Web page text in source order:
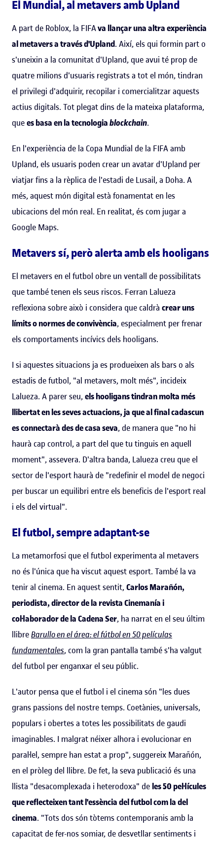
El Mundial, al metavers amb Upland
A part de Roblox, la FIFAva llançar una altra experiència
al metavers a través d'Upland. Així, els qui formin part o
s'uneixin a la comunitat d'Upland, que avui té prop de
quatre milions d'usuaris registrats a tot el món, tindran
el privilegi d'adquirir, recopilar i comercialitzar aquests
actius digitals. Tot plegat dins de la mateixa plataforma,
quees basa en la tecnologiablockchain.
En l'experiència de la Copa Mundial de la FIFA amb
Upland, els usuaris poden crear un avatar d'Upland per
viatjar fins a la rèplica de l'estadi de Lusail, a Doha. A
més, aquest món digital està fonamentat en les
ubicacions del món real. En realitat, és com jugar a
Google Maps.
Metavers sí, però alerta amb els hooligans
El metavers en el futbol obre un ventall de possibilitats
que també tenen els seus riscos. Ferran Lalueza
reflexiona sobre això i considera que caldrà crear uns
límits o normes de convivència, especialment per frenar
els comportaments incívics dels hooligans.
I si aquestes situacions ja es produeixen als bars o als
estadis de futbol, "al metavers, molt més", incideix
Lalueza. A parer seu, els hooligans tindran molta més
llibertat en les seves actuacions, ja que al final cadascun
es connectarà des de casa seva, de manera que "no hi
haurà cap control, a part del que tu tinguis en aquell
moment", assevera. D'altra banda, Lalueza creu que el
sector de l'esport haurà de "redefinir el model de negoci
per buscar un equilibri entre els beneficis de l'esport real
i els del virtual".
El futbol, sempre adaptant-se
La metamorfosi que el futbol experimenta al metavers
no és l'única que ha viscut aquest esport. També la va
tenir al cinema. En aquest sentit, Carlos Marañón,
periodista, director de la revista Cinemanía i
col·laborador de la Cadena Ser, ha narrat en el seu últim
llibreBarullo en el área: el fútbol en 50 películas
fundamentales, com la gran pantalla també s'ha valgut
del futbol per enganxar el seu públic.
L'autor pensa que el futbol i el cinema són "les dues
grans passions del nostre temps. Coetànies, universals,
populars i obertes a totes les possibilitats de gaudi
imaginables. I malgrat néixer alhora i evolucionar en
paral·lel, sempre han estat a prop", suggereix Marañón,
en el pròleg del llibre. De fet, la seva publicació és una
llista "desacomplexada i heterodoxa" de les 50 pel·lícules
que reflecteixen tant l'essència del futbol com la del
cinema. "Tots dos són tòtems contemporanis amb la
capacitat de fer-nos somiar, de desvetllar sentiments i